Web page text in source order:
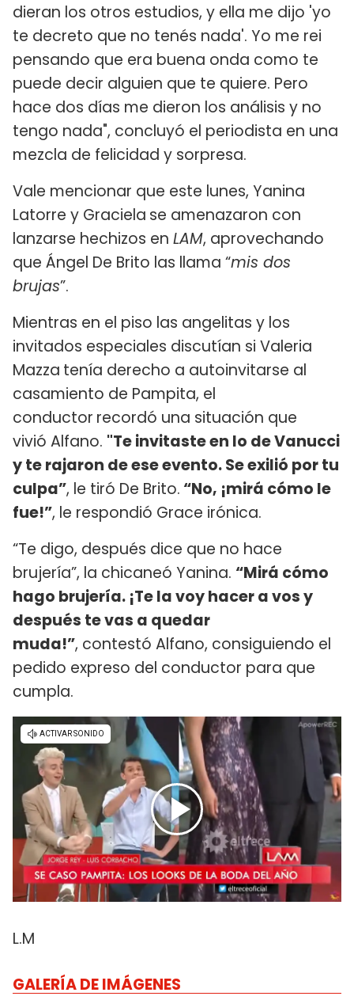
dieran los otros estudios, y ella me dijo 'yo
te decreto que no tenés nada'. Yo me rei
pensando que era buena onda como te
puede decir alguien que te quiere. Pero
hace dos días me dieron los análisis y no
tengo nada", concluyó el periodista en una
mezcla de felicidad y sorpresa.
Vale mencionar que este lunes, Yanina
Latorre y Graciela se amenazaron con
lanzarse hechizos en LAM, aprovechando
que Ángel De Brito las llama “mis dos
brujas”.
Mientras en el piso las angelitas y los
invitados especiales discutían si Valeria
Mazza tenía derecho a autoinvitarse al
casamiento de Pampita, el
conductor recordó una situación que
vivió Alfano. "Te invitaste en lo de Vanucci
y te rajaron de ese evento. Se exilió por tu
culpa”, le tiró De Brito. “No, ¡mirá cómo le
fue!”, le respondió Grace irónica.
“Te digo, después dice que no hace
brujería”, la chicaneó Yanina. “Mirá cómo
hago brujería. ¡Te la voy hacer a vos y
después te vas a quedar
muda!”, contestó Alfano, consiguiendo el
pedido expreso del conductor para que
cumpla.
L.M
GALERÍA DE IMÁGENES